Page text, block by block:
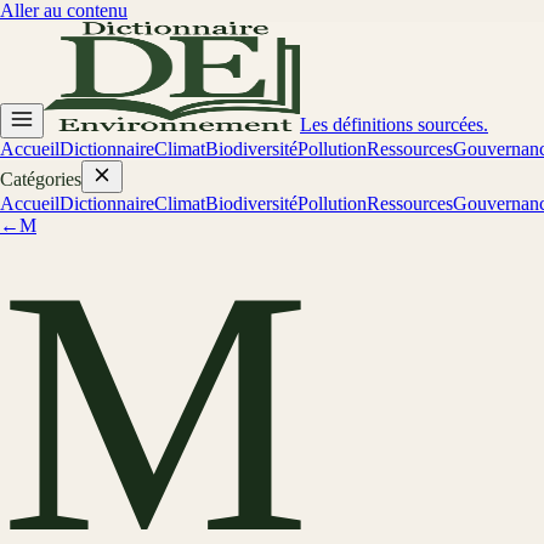
Aller au contenu
Les définitions sourcées.
AccueilDictionnaireClimatBiodiversitéPollutionRessources
Catégories
AccueilDictionnaireClimatBiodiversitéPollutionRessources
←M
M